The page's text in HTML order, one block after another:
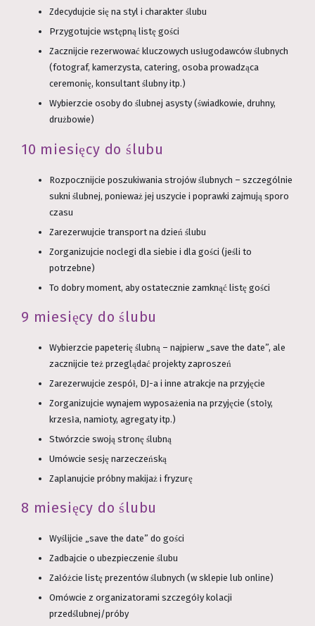
Zdecydujcie się na styl i charakter ślubu
Przygotujcie wstępną listę gości
Zacznijcie rezerwować kluczowych usługodawców ślubnych
(fotograf, kamerzysta, catering, osoba prowadząca
ceremonię, konsultant ślubny itp.)
Wybierzcie osoby do ślubnej asysty (świadkowie, druhny,
drużbowie)
10 miesięcy do ślubu
Rozpocznijcie poszukiwania strojów ślubnych – szczególnie
sukni ślubnej, ponieważ jej uszycie i poprawki zajmują sporo
czasu
Zarezerwujcie transport na dzień ślubu
Zorganizujcie noclegi dla siebie i dla gości (jeśli to
potrzebne)
To dobry moment, aby ostatecznie zamknąć listę gości
9 miesięcy do ślubu
Wybierzcie papeterię ślubną – najpierw „save the date”, ale
zacznijcie też przeglądać projekty zaproszeń
Zarezerwujcie zespół, DJ-a i inne atrakcje na przyjęcie
Zorganizujcie wynajem wyposażenia na przyjęcie (stoły,
krzesła, namioty, agregaty itp.)
Stwórzcie swoją stronę ślubną
Umówcie sesję narzeczeńską
Zaplanujcie próbny makijaż i fryzurę
8 miesięcy do ślubu
Wyślijcie „save the date” do gości
Zadbajcie o ubezpieczenie ślubu
Załóżcie listę prezentów ślubnych (w sklepie lub online)
Omówcie z organizatorami szczegóły kolacji
przedślubnej/próby